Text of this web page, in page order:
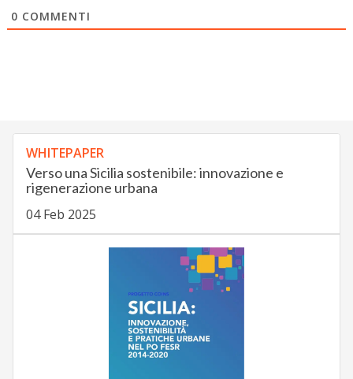
0 COMMENTI
WHITEPAPER
Verso una Sicilia sostenibile: innovazione e
rigenerazione urbana
04 Feb 2025